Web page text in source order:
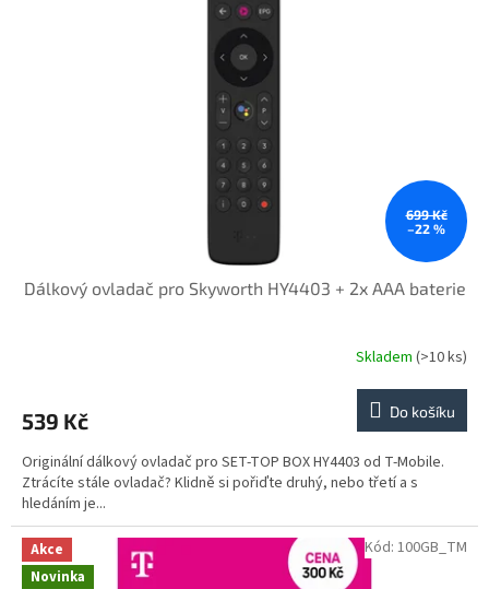
699 Kč
–22 %
Dálkový ovladač pro Skyworth HY4403 + 2x AAA baterie
Skladem (>10 ks)
539 Kč Do košíku
Originální dálkový ovladač pro SET-TOP BOX HY4403 od T-Mobile.
Ztrácíte stále ovladač? Klidně si pořiďte druhý, nebo třetí a s
hledáním je...
Akce
Novinka
Kód: 100GB_TM